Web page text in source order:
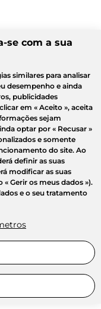
se com a sua
similares para analisar
desempenho e ainda
publicidades
em « Aceito », aceita
sejam
optar por « Recusar »
e somente
do site. Ao
definir as suas
modificar as suas
Gerir os meus dados »).
e o seu tratamento